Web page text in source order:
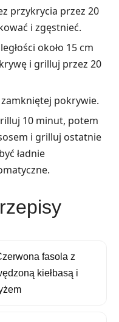
przykrycia przez 20
i zgęstnieć.
około 15 cm
i grilluj przez 20
pokrywie.
10 minut, potem
i grilluj ostatnie
ładnie
fasola z
kiełbasą i